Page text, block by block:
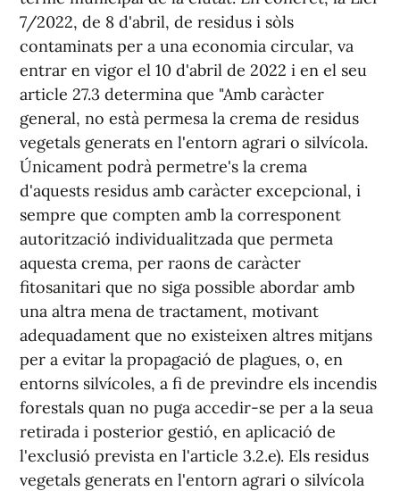
7/2022, de 8 d'abril, de residus i sòls
contaminats per a una economia circular, va
entrar en vigor el 10 d'abril de 2022 i en el seu
article 27.3 determina que "Amb caràcter
general, no està permesa la crema de residus
vegetals generats en l'entorn agrari o silvícola.
Únicament podrà permetre's la crema
d'aquests residus amb caràcter excepcional, i
sempre que compten amb la corresponent
autorització individualitzada que permeta
aquesta crema, per raons de caràcter
fitosanitari que no siga possible abordar amb
una altra mena de tractament, motivant
adequadament que no existeixen altres mitjans
per a evitar la propagació de plagues, o, en
entorns silvícoles, a fi de previndre els incendis
forestals quan no puga accedir-se per a la seua
retirada i posterior gestió, en aplicació de
l'exclusió prevista en l'article 3.2.e). Els residus
vegetals generats en l'entorn agrari o silvícola